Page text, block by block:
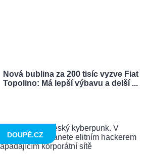
Nová bublina za 200 tisíc vyzve Fiat
Topolino: Má lepší výbavu a delší ...
DOUPĚ.CZ